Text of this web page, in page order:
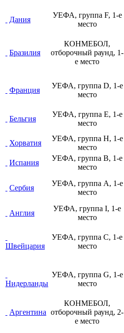
Дания
УЕФА, группа F, 1-е
место
Бразилия
КОНМЕБОЛ,
отборочный раунд, 1-
е место
Франция
УЕФА, группа D, 1-е
место
Бельгия
УЕФА, группа E, 1-е
место
Хорватия
УЕФА, группа H, 1-е
место
Испания
УЕФА, группа B, 1-е
место
Сербия
УЕФА, группа A, 1-е
место
Англия
УЕФА, группа I, 1-е
место
Швейцария
УЕФА, группа C, 1-е
место
Нидерланды
УЕФА, группа G, 1-е
место
Аргентина
КОНМЕБОЛ,
отборочный раунд, 2-
е место